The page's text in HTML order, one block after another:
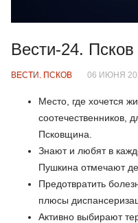
Вести-24.
ВЕСТИ. ПСКОВ 06 ИЮНЯ
Место, где хочется
соотечественников,
Псковщина.
Знают и любят в
Пушкина отмечают
Предотвратить
плюсы
Активно выбирают